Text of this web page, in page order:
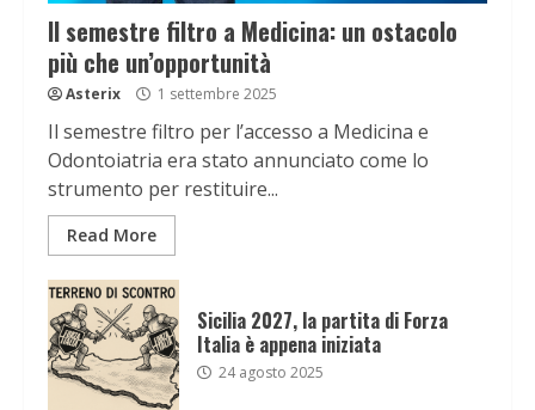
Il semestre filtro a Medicina: un ostacolo
più che un’opportunità
Asterix 1 settembre 2025
Il semestre filtro per l’accesso a Medicina e
Odontoiatria era stato annunciato come lo
strumento per restituire...
Read More
Sicilia 2027, la partita di Forza
Italia è appena iniziata
24 agosto 2025